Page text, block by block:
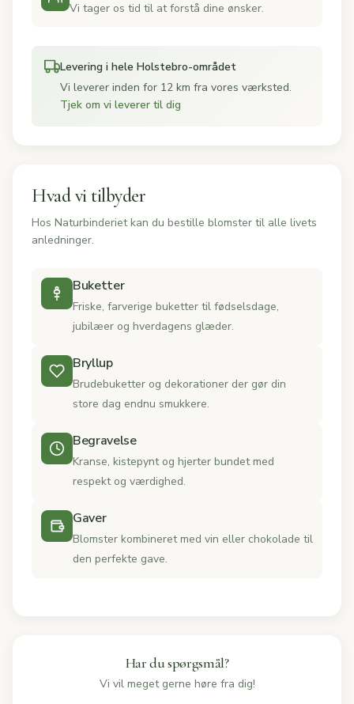
Vi tager os tid til at forstå dine ønsker.
Levering i hele Holstebro-området
Vi leverer inden for 12 km fra vores værksted.
Tjek om vi leverer til dig
Hvad vi tilbyder
Hos Naturbinderiet kan du bestille blomster til alle livets
anledninger.
Buketter
Friske, farverige buketter til fødselsdage,
jubilæer og hverdagens glæder.
Bryllup
Brudebuketter og dekorationer der gør din
store dag endnu smukkere.
Begravelse
Kranse, kistepynt og hjerter bundet med
respekt og værdighed.
Gaver
Blomster kombineret med vin eller chokolade til
den perfekte gave.
Har du spørgsmål?
Vi vil meget gerne høre fra dig!